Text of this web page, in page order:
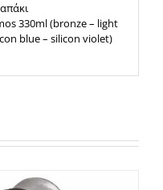
330ml (bronze – light
blue – silicon violet)